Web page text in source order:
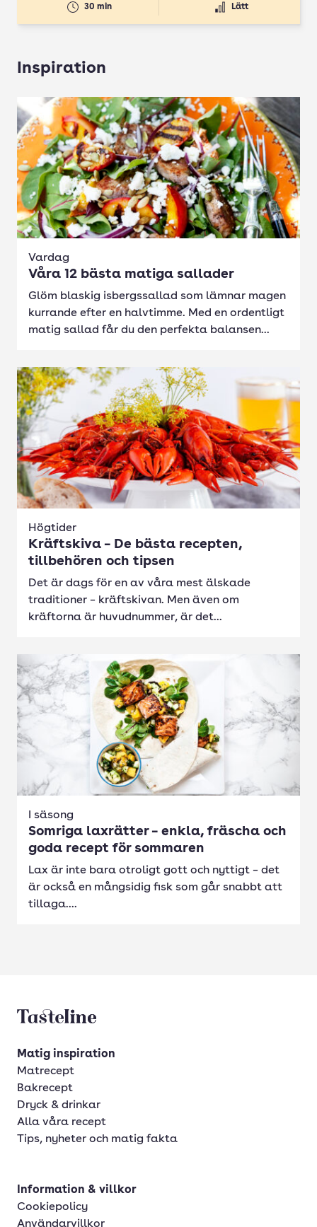
30 min Lätt
Inspiration
Vardag
Våra 12 bästa matiga sallader
Glöm blaskig isbergssallad som lämnar magen
kurrande efter en halvtimme. Med en ordentligt
matig sallad får du den perfekta balansen...
Högtider
Kräftskiva – De bästa recepten,
tillbehören och tipsen
Det är dags för en av våra mest älskade
traditioner – kräftskivan. Men även om
kräftorna är huvudnummer, är det...
I säsong
Somriga laxrätter – enkla, fräscha och
goda recept för sommaren
Lax är inte bara otroligt gott och nyttigt – det
är också en mångsidig fisk som går snabbt att
tillaga....
Tasteline startsida
Matig inspiration
Matrecept
Bakrecept
Dryck & drinkar
Alla våra recept
Tips, nyheter och matig fakta
Information & villkor
Cookiepolicy
Användarvillkor